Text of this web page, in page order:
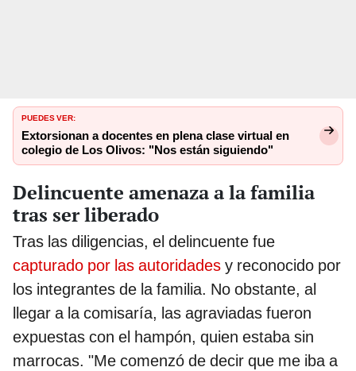
PUEDES VER:
Extorsionan a docentes en plena clase virtual en
colegio de Los Olivos: "Nos están siguiendo"
Delincuente amenaza a la familia
tras ser liberado
Tras las diligencias, el delincuente fue
capturado por las autoridades y reconocido por
los integrantes de la familia. No obstante, al
llegar a la comisaría, las agraviadas fueron
expuestas con el hampón, quien estaba sin
marrocas. "Me comenzó de decir que me iba a